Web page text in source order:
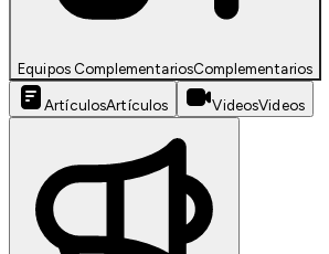
Equipos ComplementariosComplementarios
ArtículosArtículos VideosVideos